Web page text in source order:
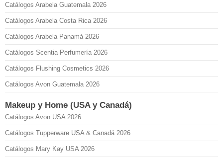
Catálogos Arabela Guatemala 2026
Catálogos Arabela Costa Rica 2026
Catálogos Arabela Panamá 2026
Catálogos Scentia Perfumería 2026
Catálogos Flushing Cosmetics 2026
Catálogos Avon Guatemala 2026
Makeup y Home (USA y Canadá)
Catálogos Avon USA 2026
Catálogos Tupperware USA & Canadá 2026
Catálogos Mary Kay USA 2026